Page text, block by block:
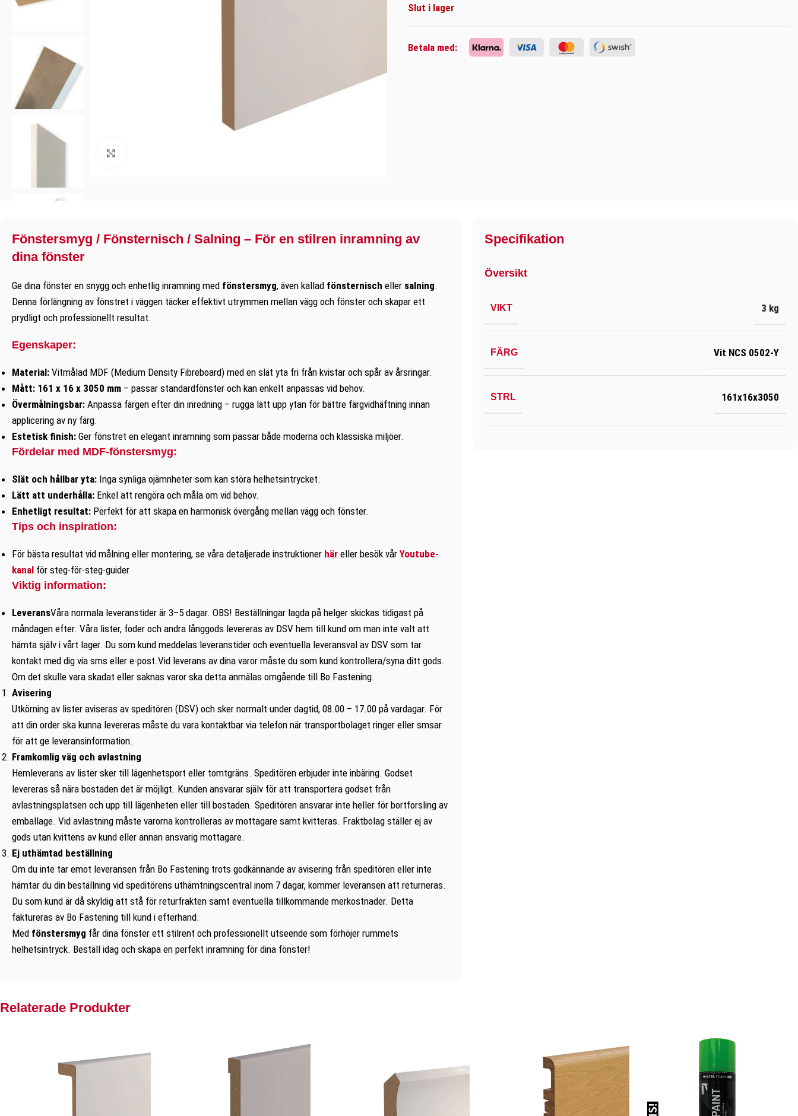
Slut i lager
Betala med:
Fönstersmyg / Fönsternisch / Salning – För en stilren inramning av
dina fönster
Ge dina fönster en snygg och enhetlig inramning med fönstersmyg, även kallad fönsternisch eller salning.
Denna förlängning av fönstret i väggen täcker effektivt utrymmen mellan vägg och fönster och skapar ett
prydligt och professionellt resultat.
Egenskaper:
Material: Vitmålad MDF (Medium Density Fibreboard) med en slät yta fri från kvistar och spår av årsringar.
Mått: 161 x 16 x 3050 mm – passar standardfönster och kan enkelt anpassas vid behov.
Övermålningsbar: Anpassa färgen efter din inredning – rugga lätt upp ytan för bättre färgvidhäftning innan
applicering av ny färg.
Estetisk finish: Ger fönstret en elegant inramning som passar både moderna och klassiska miljöer.
Fördelar med MDF-fönstersmyg:
Slät och hållbar yta: Inga synliga ojämnheter som kan störa helhetsintrycket.
Lätt att underhålla: Enkel att rengöra och måla om vid behov.
Enhetligt resultat: Perfekt för att skapa en harmonisk övergång mellan vägg och fönster.
Tips och inspiration:
För bästa resultat vid målning eller montering, se våra detaljerade instruktioner här eller besök vår Youtube-
kanal för steg-för-steg-guider
Viktig information:
LeveransVåra normala leveranstider är 3–5 dagar. OBS! Beställningar lagda på helger skickas tidigast på
måndagen efter. Våra lister, foder och andra långgods levereras av DSV hem till kund om man inte valt att
hämta själv i vårt lager. Du som kund meddelas leveranstider och eventuella leveransval av DSV som tar
kontakt med dig via sms eller e-post.Vid leverans av dina varor måste du som kund kontrollera/syna ditt gods.
Om det skulle vara skadat eller saknas varor ska detta anmälas omgående till Bo Fastening.
Avisering
Utkörning av lister aviseras av speditören (DSV) och sker normalt under dagtid, 08.00 – 17.00 på vardagar. För
att din order ska kunna levereras måste du vara kontaktbar via telefon när transportbolaget ringer eller smsar
för att ge leveransinformation.
Framkomlig väg och avlastning
Hemleverans av lister sker till lägenhetsport eller tomtgräns. Speditören erbjuder inte inbäring. Godset
levereras så nära bostaden det är möjligt. Kunden ansvarar själv för att transportera godset från
avlastningsplatsen och upp till lägenheten eller till bostaden. Speditören ansvarar inte heller för bortforsling av
emballage. Vid avlastning måste varorna kontrolleras av mottagare samt kvitteras. Fraktbolag ställer ej av
gods utan kvittens av kund eller annan ansvarig mottagare.
Ej uthämtad beställning
Om du inte tar emot leveransen från Bo Fastening trots godkännande av avisering från speditören eller inte
hämtar du din beställning vid speditörens uthämtningscentral inom 7 dagar, kommer leveransen att returneras.
Du som kund är då skyldig att stå för returfrakten samt eventuella tillkommande merkostnader. Detta
faktureras av Bo Fastening till kund i efterhand.
Med fönstersmyg får dina fönster ett stilrent och professionellt utseende som förhöjer rummets
helhetsintryck. Beställ idag och skapa en perfekt inramning för dina fönster!
Specifikation
Översikt
VIKT 3 kg
FÄRG Vit NCS 0502-Y
STRL 161x16x3050
Relaterade Produkter